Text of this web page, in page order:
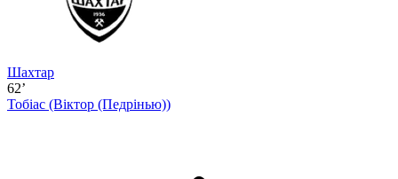
Шахтар
62’
Тобіас (Віктор (Педрінью))